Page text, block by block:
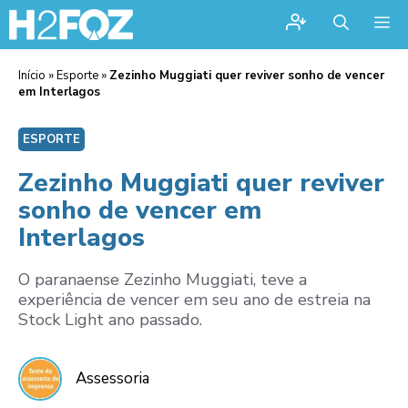
Início »Esporte » Zezinho Muggiati quer reviver sonho de vencer
em Interlagos
ESPORTE
Zezinho Muggiati quer reviver
sonho de vencer em
Interlagos
O paranaense Zezinho Muggiati, teve a
experiência de vencer em seu ano de estreia na
Stock Light ano passado.
Assessoria